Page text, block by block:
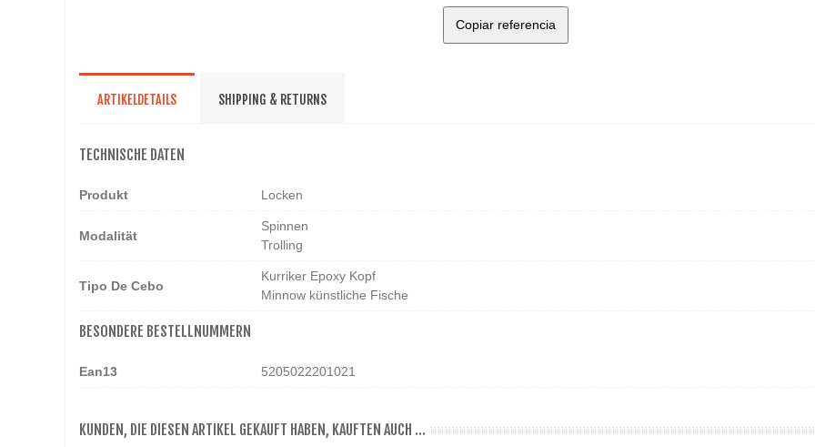
Copiar referencia
ARTIKELDETAILS SHIPPING & RETURNS
TECHNISCHE DATEN
Produkt Locken
Modalität
Spinnen
Trolling
Tipo De Cebo
Kurriker Epoxy Kopf
Minnow künstliche Fische
BESONDERE BESTELLNUMMERN
Ean13 5205022201021
KUNDEN, DIE DIESEN ARTIKEL GEKAUFT HABEN, KAUFTEN AUCH ...